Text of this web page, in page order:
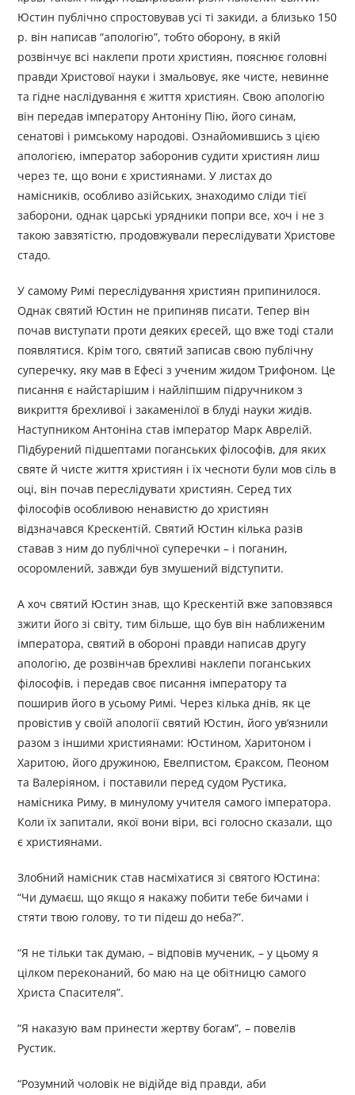
Юстин публічно спростовував усі ті закиди, а близько 150
р. він написав “апологію”, тобто оборону, в якій
розвінчує всі наклепи проти християн, пояснює головні
правди Христової науки і змальовує, яке чисте, невинне
та гідне наслідування є життя християн. Свою апологію
він передав імператору Антоніну Пію, його синам,
сенатові і римському народові. Ознайомившись з цією
апологією, імператор заборонив судити християн лиш
через те, що вони є християнами. У листах до
намісників, особливо азійських, знаходимо сліди тієї
заборони, однак царські урядники попри все, хоч і не з
такою завзятістю, продовжували переслідувати Христове
стадо.
У самому Римі переслідування християн припинилося.
Однак святий Юстин не припиняв писати. Тепер він
почав виступати проти деяких єресей, що вже тоді стали
появлятися. Крім того, святий записав свою публічну
суперечку, яку мав в Ефесі з ученим жидом Трифоном. Це
писання є найстарішим і найліпшим підручником з
викриття брехливої і закаменілої в блуді науки жидів.
Наступником Антоніна став імператор Марк Аврелій.
Підбурений підшептами поганських філософів, для яких
святе й чисте життя християн і їх чесноти були мов сіль в
оці, він почав переслідувати християн. Серед тих
філософів особливою ненавистю до християн
відзначався Крескентій. Святий Юстин кілька разів
ставав з ним до публічної суперечки – і поганин,
осоромлений, завжди був змушений відступити.
А хоч святий Юстин знав, що Крескентій вже заповзявся
зжити його зі світу, тим більше, що був він наближеним
імператора, святий в обороні правди написав другу
апологію, де розвінчав брехливі наклепи поганських
філософів, і передав своє писання імператору та
поширив його в усьому Римі. Через кілька днів, як це
провістив у своїй апології святий Юстин, його ув’язнили
разом з іншими християнами: Юстином, Харитоном і
Харитою, його дружиною, Евелпистом, Єраксом, Пеоном
та Валеріяном, і поставили перед судом Рустика,
намісника Риму, в минулому учителя самого імператора.
Коли їх запитали, якої вони віри, всі голосно сказали, що
є християнами.
Злобний намісник став насміхатися зі святого Юстина:
“Чи думаєш, що якщо я накажу побити тебе бичами і
стяти твою голову, то ти підеш до неба?”.
“Я не тільки так думаю, – відповів мученик, – у цьому я
цілком переконаний, бо маю на це обітницю самого
Христа Спасителя”.
“Я наказую вам принести жертву богам”, – повелів
Рустик.
“Розумний чоловік не відійде від правди, аби